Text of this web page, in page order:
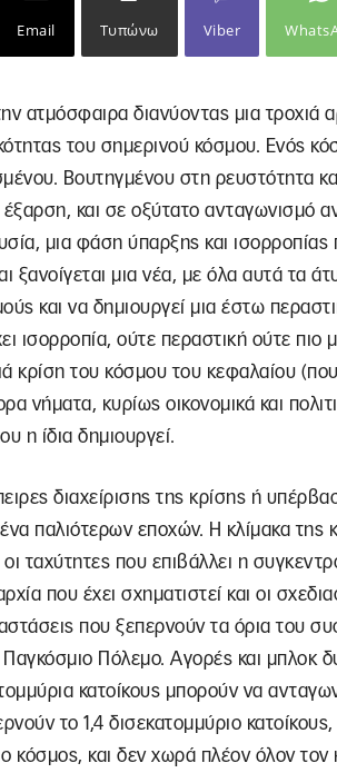
Email Τυπώνω Viber
ατμόσφαιρα διανύοντας μια τροχιά
του σημερινού κόσμου. Ενός
Βουτηγμένου στη ρευστότητα
έξαρση, και σε οξύτατο ανταγωνισμό
μια φάση ύπαρξης και ισορροπίας
ξανοίγεται μια νέα, με όλα αυτά τα
και να δημιουργεί μια έστω
ισορροπία, ούτε περαστική ούτε
κρίση του κόσμου του κεφαλαίου
νήματα, κυρίως οικονομικά και
η ίδια δημιουργεί.
διαχείρισης της κρίσης ή
παλιότερων εποχών. Η κλίμακα της
ταχύτητες που επιβάλλει η
που έχει σχηματιστεί και οι
που ξεπερνούν τα όρια του
Παγκόσμιο Πόλεμο. Αγορές και μπλοκ
κατοίκους μπορούν να
το 1,4 δισεκατομμύριο κατοίκους,
κόσμος, και δεν χωρά πλέον όλον